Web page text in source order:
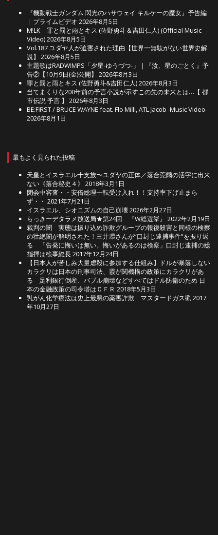
『機動戦士ガンダム 閃光のハサウェイ キルケーの魔女』予告編
｜プライムビデオ 2026年8月5日
M!LK – 罪と罰と雨とキス (佐野勇斗＆吉田仁人) (Official Music
Video)2026年8月5日
Vol.187 ユダヤ人が迫害された理由【世界一無駄がない世界史解
説】
2026年8月5日
主題歌はRADWIMPS「夕星-ゆうづつ-」｜『汝、星のごとく』予
告②【10月9日(金)公開】
2026年8月3日
罪と罰と雨とキス (佐野勇斗&吉田仁人)2026年8月3日
当てまくりな200年前の予言小説が示すこの先の未来とは…【 都
市伝説 予言 】
2026年8月3日
BE:FIRST / BRUCE WAYNE feat. Flo Milli, ATL Jacob -Music Video-
2026年8月1日
最もよく見られた投稿
天皇とイスラエル十支族〜ユダヤの正体／落合莞爾の活字に出来
ない《落合秘史４》 2018年3月1日
閉会中審査・・安倍総理一転受け入れ！！支持率下げ止まら
ず・・ 2021年7月21日
イスラエル、シオニズムの自己崩壊2026年2月27日
らっきーデタラメ放送局★第24回 『W総選挙』
2022年2月19日
裁判の闇 実態は振り込め詐欺グループの報復殺害と同様の検察
の壮絶闇が解明された！三井環さんが”口封じ逮捕事件”を振り返
る 「告発に悔いは無い。悔いがあるのは検察」口封じ逮捕の総
指揮は検事総長2017年12月24日
【日本人が苦しみ大量虐殺に参加する仕組み】ドルが暴落しない
カラクリは日本の刑事司法、霞が関機構の政策にカラクリがあ
る 足利銀行倒産、バブル崩壊などすべてはドル防衛のため 日
本の金融政策の司令塔はＣＦＲ 2018年5月3日
乳がん化学療法は史上最悪の薬害詐欺 マスタードガス猟2017
年10月27日